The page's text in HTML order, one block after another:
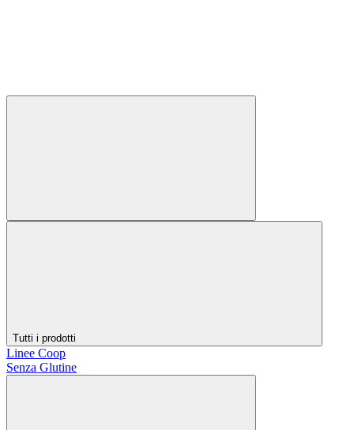
Tutti i prodotti
Linee Coop
Senza Glutine